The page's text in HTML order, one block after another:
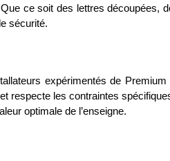
ce soit des lettres
sécurité.
expérimentés de
respecte les contraintes
optimale de l’enseigne.